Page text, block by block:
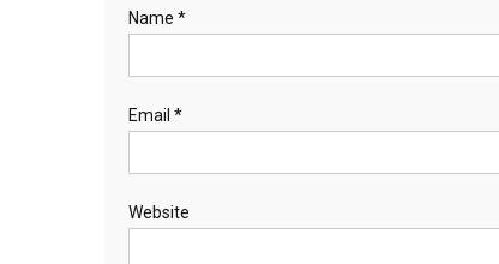
Name *
Email *
Website